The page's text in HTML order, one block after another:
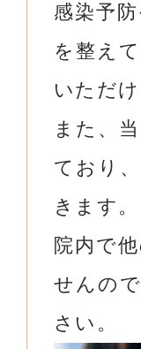
感染予
を整え
いただけ
また、
ており
きます。
院内で
せんの
さい。